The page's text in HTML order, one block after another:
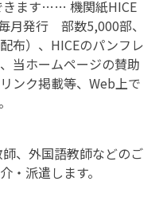
きます…… 機関紙HICE
月発行 部数5,000部、
布）、HICEのパンフレ
当ホームページの賛助
ンク掲載等、Web上で
、外国語教師などのご
・派遣します。